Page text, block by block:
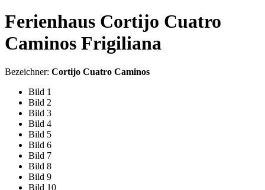
Ferienhaus Cortijo Cuatro
Caminos Frigiliana
Bezeichner: Cortijo Cuatro Caminos
Bild 1
Bild 2
Bild 3
Bild 4
Bild 5
Bild 6
Bild 7
Bild 8
Bild 9
Bild 10